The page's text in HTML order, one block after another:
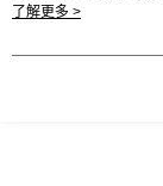
熱銷排行
條款之 Cookie 聲明使
了解更多 >